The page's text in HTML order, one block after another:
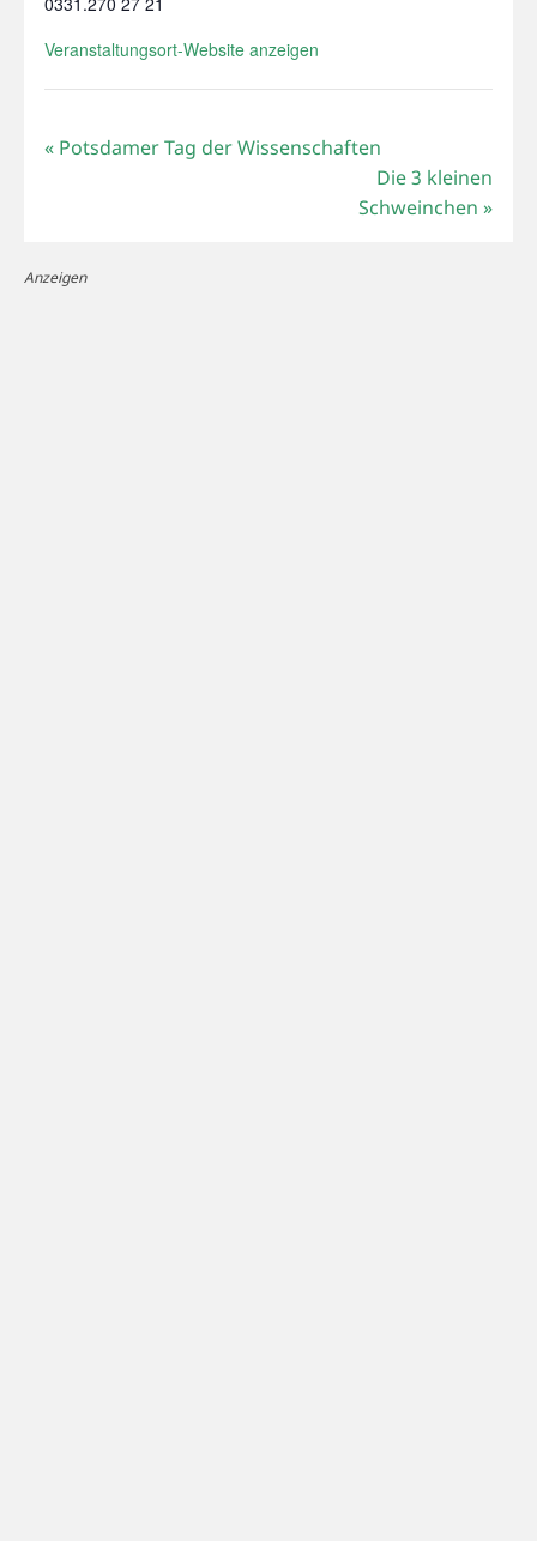
Veranstaltungsort-Website anzeigen
«Potsdamer Tag der Wissenschaften
Die 3 kleinen
Schweinchen»
Anzeigen